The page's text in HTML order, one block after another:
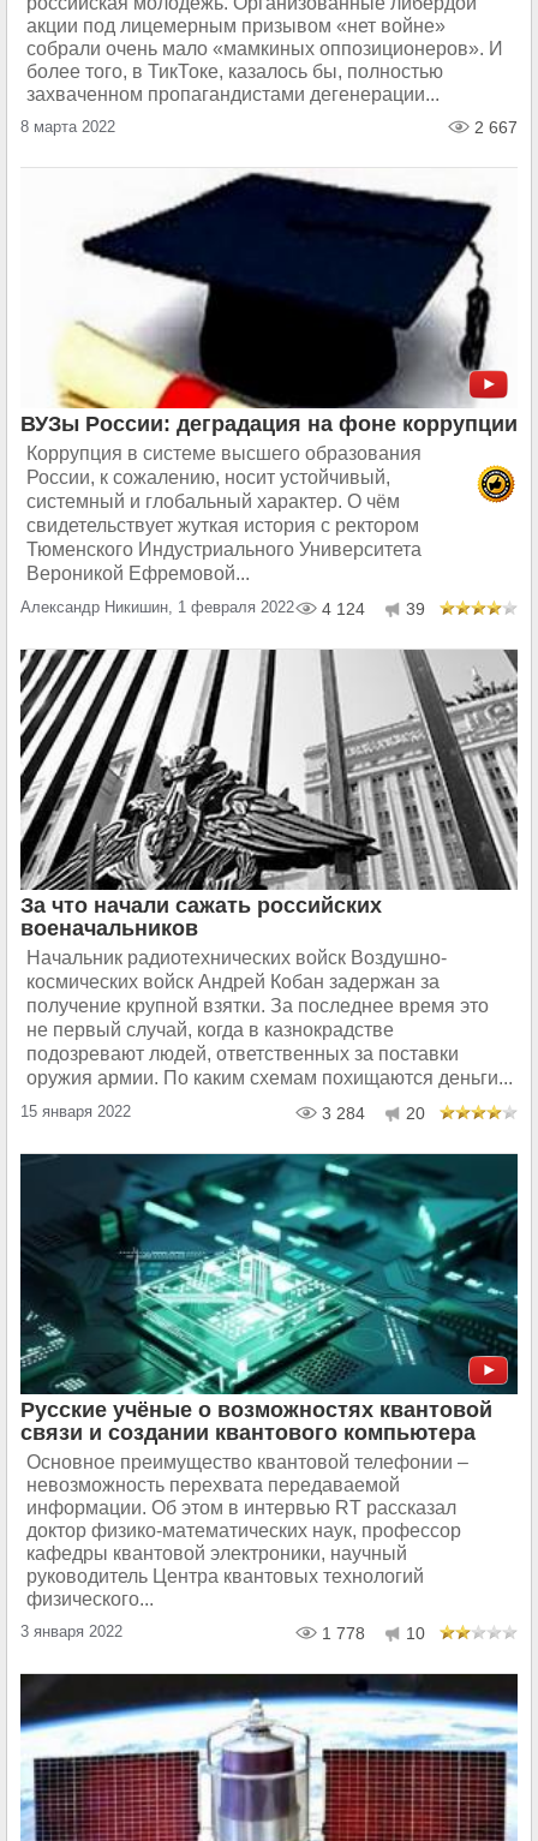
акции под лицемерным призывом «нет войне»
собрали очень мало «мамкиных оппозиционеров». И
более того, в ТикТоке, казалось бы, полностью
захваченном пропагандистами дегенерации...
8 марта 2022 2 667
ВУЗы России: деградация на фоне коррупции
Коррупция в системе высшего образования
России, к сожалению, носит устойчивый,
системный и глобальный характер. О чём
свидетельствует жуткая история с ректором
Тюменского Индустриального Университета
Вероникой Ефремовой...
Александр Никишин, 1 февраля 2022 4 124 39
За что начали сажать российских
военачальников
Начальник радиотехнических войск Воздушно-
космических войск Андрей Кобан задержан за
получение крупной взятки. За последнее время это
не первый случай, когда в казнокрадстве
подозревают людей, ответственных за поставки
оружия армии. По каким схемам похищаются деньги...
15 января 2022 3 284 20
Русские учёные о возможностях квантовой
связи и создании квантового компьютера
Основное преимущество квантовой телефонии –
невозможность перехвата передаваемой
информации. Об этом в интервью RT рассказал
доктор физико-математических наук, профессор
кафедры квантовой электроники, научный
руководитель Центра квантовых технологий
физического...
3 января 2022 1 778 10